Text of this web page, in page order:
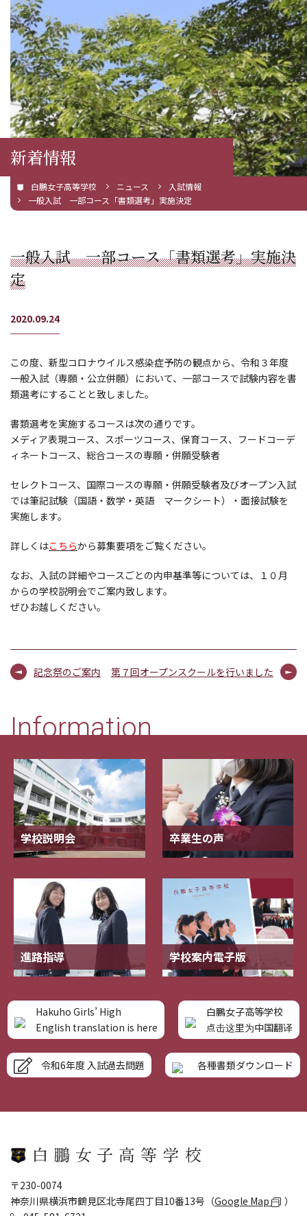
新着情報
白鵬女子高等学校 ニュース
入試情報
一般入試 一部コース「書類選考」実施決定
一般入試 一部コース「書類選考」実施決
定
2020.09.24
この度、新型コロナウイルス感染症予防の観点から、令和３年度
一般入試（専願・公立併願）において、一部コースで試験内容を書
類選考にすることと致しました。
書類選考を実施するコースは次の通りです。
メディア表現コース、スポーツコース、保育コース、フードコーデ
ィネートコース、総合コースの専願・併願受験者
セレクトコース、国際コースの専願・併願受験者及びオープン入試
では筆記試験（国語・数学・英語 マークシート）・面接試験を
実施します。
詳しくはこちらから募集要項をご覧ください。
なお、入試の詳細やコースごとの内申基準等については、１０月
からの学校説明会でご案内致します。
ぜひお越しください。
記念祭のご案内 第７回オープンスクールを行いました
Information
学校説明会 卒業生の声
進路指導 学校案内電子版
Hakuho Girls’ High
English translation is here
白鵬女子高等学校
点击这里为中国翻译
令和6年度 入試過去問題 各種書類ダウンロード
〒230-0074
神奈川県横浜市鶴見区北寺尾四丁目10番13号（Google Map
）